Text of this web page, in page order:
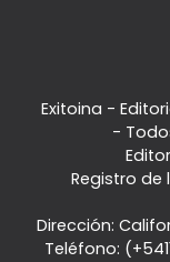
Exitoina -
-
Registro
Dirección:
Teléfono: